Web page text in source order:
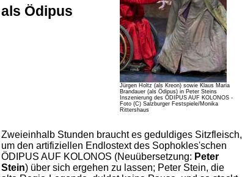
als Ödipus
Jürgen Holtz (als Kreon) sowie Klaus Maria
Brandauer (als Ödipus) in Peter Steins
Inszenierung des ÖDIPUS AUF KOLONOS -
Foto (C) Salzburger Festspiele/Monika
Rittershaus
Zweieinhalb Stunden braucht es geduldiges Sitzfleisch,
um den artifiziellen Endlostext des Sophokles'schen
ÖDIPUS AUF KOLONOS (Neuübersetzung: Peter
Stein) über sich ergehen zu lassen; Peter Stein, die